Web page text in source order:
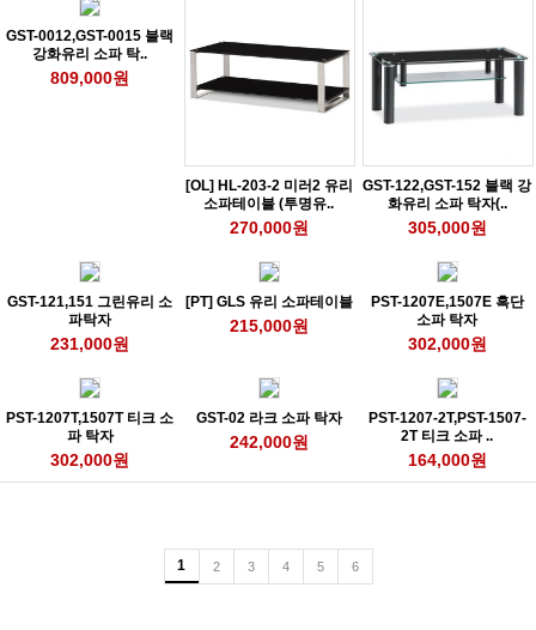
GST-0012,GST-0015 블랙
강화유리 소파 탁..
809,000원
[OL] HL-203-2 미러2 유리
소파테이블 (투명유..
270,000원
GST-122,GST-152 블랙 강
화유리 소파 탁자(..
305,000원
GST-121,151 그린유리 소
파탁자
231,000원
[PT] GLS 유리 소파테이블
215,000원
PST-1207E,1507E 흑단
소파 탁자
302,000원
PST-1207T,1507T 티크 소
파 탁자
302,000원
GST-02 라크 소파 탁자
242,000원
PST-1207-2T,PST-1507-
2T 티크 소파 ..
164,000원
1 2 3 4 5 6